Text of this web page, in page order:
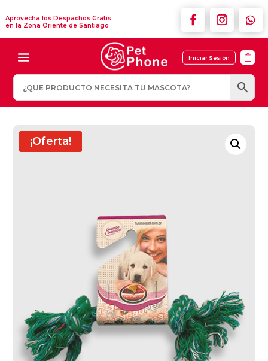
Aprovecha los Despachos Gratis
en la Zona Oriente de Santiago
Iniciar Sesión 
¡Oferta!